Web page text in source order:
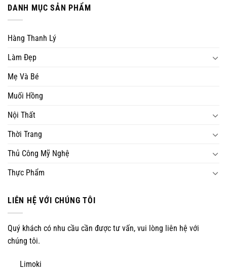
DANH MỤC SẢN PHẨM
Hàng Thanh Lý
Làm Đẹp
Mẹ Và Bé
Muối Hồng
Nội Thất
Thời Trang
Thủ Công Mỹ Nghệ
Thực Phẩm
LIÊN HỆ VỚI CHÚNG TÔI
Quý khách có nhu cầu cần được tư vấn, vui lòng liên hệ với
chúng tôi.
Limoki